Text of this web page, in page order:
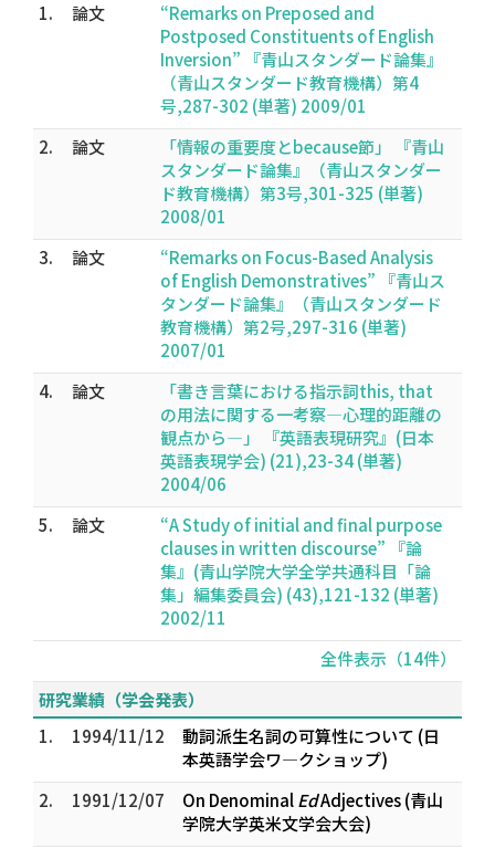
1.
論文
“Remarks on Preposed and
Postposed Constituents of English
Inversion” 『青山スタンダード論集』
（青山スタンダード教育機構）第4
号,287-302 (単著) 2009/01
2.
論文
「情報の重要度とbecause節」 『青山
スタンダード論集』（青山スタンダー
ド教育機構）第3号,301-325 (単著)
2008/01
3.
論文
“Remarks on Focus-Based Analysis
of English Demonstratives” 『青山ス
タンダード論集』（青山スタンダード
教育機構）第2号,297-316 (単著)
2007/01
4.
論文
「書き言葉における指示詞this, that
の用法に関する一考察―心理的距離の
観点から―」 『英語表現研究』(日本
英語表現学会) (21),23-34 (単著)
2004/06
5.
論文
“A Study of initial and final purpose
clauses in written discourse” 『論
集』(青山学院大学全学共通科目「論
集」編集委員会) (43),121-132 (単著)
2002/11
全件表示（14件）
研究業績（学会発表）
1.
1994/11/12
動詞派生名詞の可算性について (日
本英語学会ワ―クショップ)
2.
1991/12/07 On DenominalEdAdjectives (青山
学院大学英米文学会大会)